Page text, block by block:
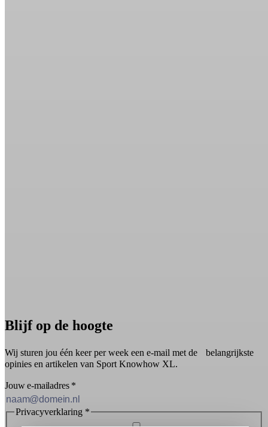
Blijf op de hoogte
Wij sturen jou één keer per week een e-mail met de belangrijkste
opinies en artikelen van Sport Knowhow XL.
Jouw e-mailadres *
Privacyverklaring *